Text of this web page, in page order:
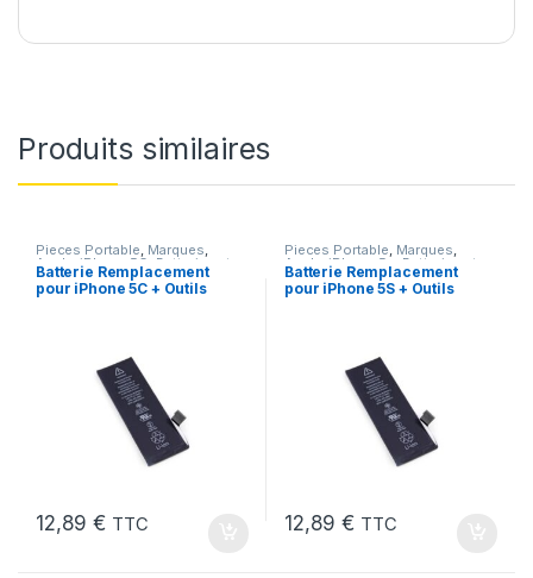
Produits similaires
Pieces Portable, Marques,
Apple iPhone 5C Batteries et
chargeurs,Batteries Apple
Batterie Remplacement
pour iPhone 5C + Outils
12,89€ TTC
Pieces Portable, Marques,
Apple iPhone 5s Batteries et
chargeurs,Batteries Apple
Batterie Remplacement
pour iPhone 5S + Outils
12,89€ TTC